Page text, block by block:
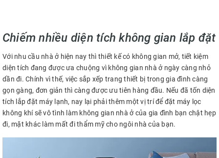
Chiếm nhiều diện tích không gian lắp đặt
Với nhu cầu nhà ở hiện nay thì thiết kế có không gian mở, tiết kiệm
diện tích đang được ưa chuộng vì không gian nhà ở ngày càng nhỏ
dần đi. Chính vì thế, việc sắp xếp trang thiết bị trong gia đình càng
gọn gàng, đơn giản thì càng được ưu tiên hàng đầu. Nếu đã tốn diện
tích lắp đặt máy lạnh, nay lại phải thêm một vị trí để đặt máy lọc
không khí sẽ vô tình làm không gian nhà ở của gia đình bạn chật hẹp
đi, mặt khác làm mất đi thẩm mỹ cho ngôi nhà của bạn.